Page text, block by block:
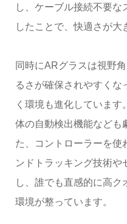
し、ケーブル接続不要な
したことで、快適さが大
同時にARグラスは視野
るさが確保されやすくな
く環境も進化していま
体の自動検出機能なども
た、コントローラーを使
ンドトラッキング技術や
し、誰でも直感的に高ク
環境が整っています。